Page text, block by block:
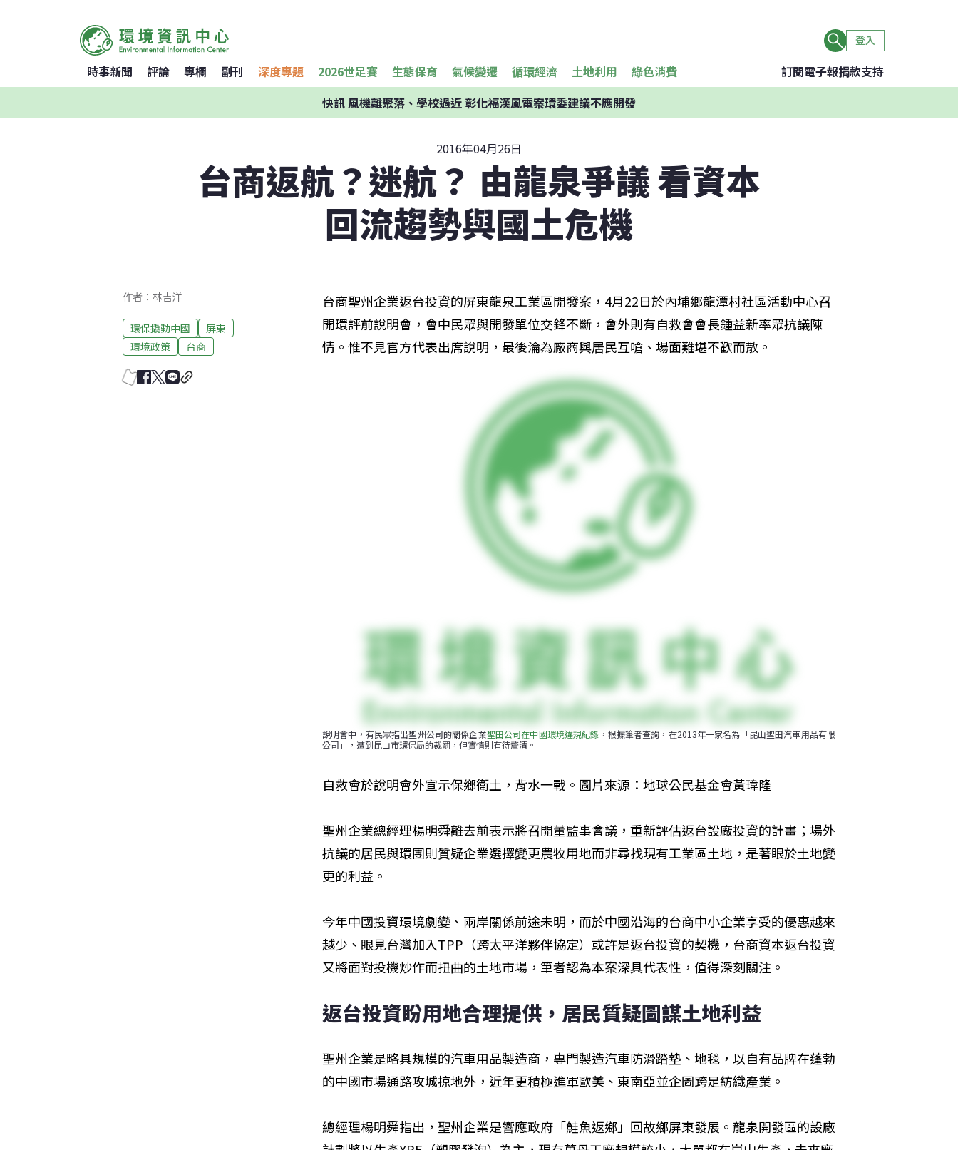
登入
時事新聞 評論 專欄 副刊 深度專題 2026世足賽 生態保育 氣候變遷 循環經濟 土地利用 綠色消費 訂閱電子報捐款支持
快訊風機離聚落、學校過近 彰化福漢風電案環委建議不應開發
2016年04月26日
台商返航？迷航？ 由龍泉爭議 看資本
回流趨勢與國土危機
作者：林吉洋
環保撬動中國
屏東
環境政策
台商
台商聖州企業返台投資的屏東龍泉工業區開發案，4月22日於內埔鄉龍潭村社區活動中心召
開環評前說明會，會中民眾與開發單位交鋒不斷，會外則有自救會會長鍾益新率眾抗議陳
情。惟不見官方代表出席說明，最後淪為廠商與居民互嗆、場面難堪不歡而散。
說明會中，有民眾指出聖州公司的關係企業聖田公司在中國環境違規紀錄 ，根據筆者查詢，在2013年一家名為「昆山聖田汽車用品有限
公司」，遭到昆山市環保局的裁罰，但實情則有待釐清。
自救會於說明會外宣示保鄉衛土，背水一戰。圖片來源：地球公民基金會黃瑋隆
聖州企業總經理楊明舜離去前表示將召開董監事會議，重新評估返台設廠投資的計畫；場外
抗議的居民與環團則質疑企業選擇變更農牧用地而非尋找現有工業區土地，是著眼於土地變
更的利益。
今年中國投資環境劇變、兩岸關係前途未明，而於中國沿海的台商中小企業享受的優惠越來
越少、眼見台灣加入TPP（跨太平洋夥伴協定）或許是返台投資的契機，台商資本返台投資
又將面對投機炒作而扭曲的土地市場，筆者認為本案深具代表性，值得深刻關注。
返台投資盼用地合理提供，居民質疑圖謀土地利益
聖州企業是略具規模的汽車用品製造商，專門製造汽車防滑踏墊、地毯，以自有品牌在蓬勃
的中國市場通路攻城掠地外，近年更積極進軍歐美、東南亞並企圖跨足紡織產業。
總經理楊明舜指出，聖州企業是響應政府「鮭魚返鄉」回故鄉屏東發展。龍泉開發區的設廠